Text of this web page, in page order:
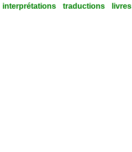
interprétations traductions livres